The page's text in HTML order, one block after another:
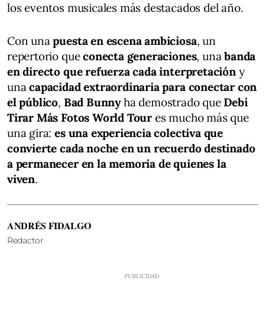
los eventos musicales más destacados del año.
Con unapuesta en escena ambiciosa, un
repertorio queconecta generaciones, unabanda
en directo que refuerza cada interpretacióny
unacapacidad extraordinaria para conectar con
el público, Bad Bunnyha demostrado que Debí
Tirar Más Fotos World Tour es mucho más que
una gira:es una experiencia colectiva que
convierte cada noche en un recuerdo destinado
a permanecer en la memoria de quienes la
viven.
ANDRÉS FIDALGO
Redactor